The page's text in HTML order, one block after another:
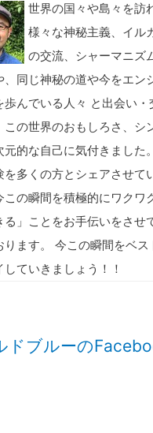
世界の国々や島々を訪
様々な神秘主義、イル
の交流、シャーマニズ
、同じ神秘の道や今をエン
歩んでいる人々 と出会い・
この世界のおもしろさ、シ
元的な自己に気付きました
を多くの方とシェアさせて
この瞬間を積極的にワクワ
る」ことをお手伝いをさせ
ります。 今この瞬間をベス
していきましょう！！
ドブルーの